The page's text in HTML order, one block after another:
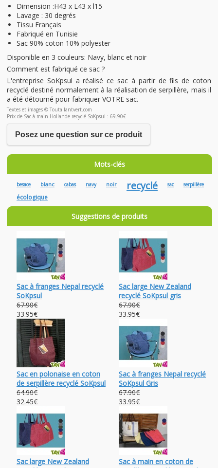
Dimension :H43 x L43 x l15
Lavage : 30 degrés
Tissu Français
Fabriqué en Tunisie
Sac 90% coton 10% polyester
Disponible en 3 couleurs: Navy, blanc et noir
Comment est fabriqué ce sac ?
L'entreprise SoKpsul a réalisé ce sac à partir de fils de coton
recyclé destiné normalement à la réalisation de serpillère, mais il
a été détourné pour fabriquer VOTRE sac.
Textes et images © Toutallantvert.com
Prix de Sac à main Hollande recyclé SoKpsul : 69.90€
Posez une question sur ce produit
Mots-clés
besace blanc cabas navy noir recyclé sac serpillère
écologique
Suggestions de produits
Sac à franges Nepal recyclé
SoKpsul
67.90€
33.95€
Sac large New Zealand
recyclé SoKpsul gris
67.90€
33.95€
Sac en polonaise en coton
de serpillère recyclé SoKpsul
64.90€
32.45€
Sac à franges Nepal recyclé
SoKpsul Gris
67.90€
33.95€
Sac large New Zealand
Sac à main en coton de